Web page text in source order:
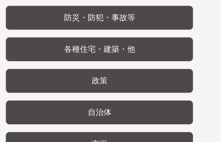
防災・防犯・事故等
各種住宅・建築・他
政策
自治体